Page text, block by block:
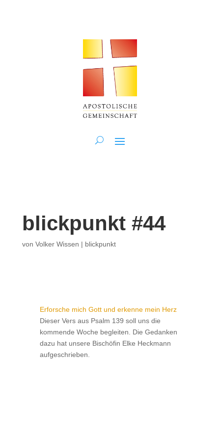
blickpunkt #44
von Volker Wissen | blickpunkt
Erforsche mich Gott und erkenne mein Herz
Dieser Vers aus Psalm 139 soll uns die
kommende Woche begleiten. Die Gedanken
dazu hat unsere Bischöfin Elke Heckmann
aufgeschrieben.